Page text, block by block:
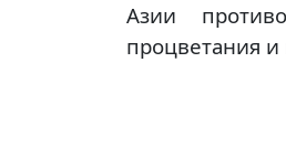
Азии
процветания